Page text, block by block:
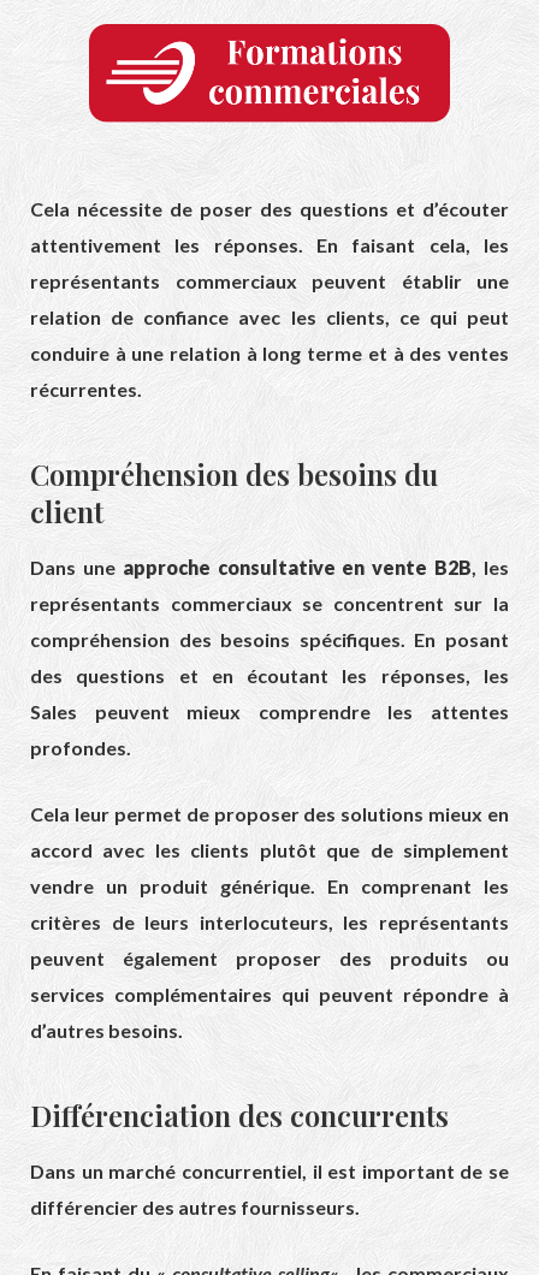
Cela nécessite de poser des questions et d’écouter
attentivement les réponses. En faisant cela, les
représentants commerciaux peuvent établir une
relation de confiance avec les clients, ce qui peut
conduire à une relation à long terme et à des ventes
récurrentes.
Compréhension des besoins du
client
Dans une approche consultative en vente B2B, les
représentants commerciaux se concentrent sur la
compréhension des besoins spécifiques. En posant
des questions et en écoutant les réponses, les
Sales peuvent mieux comprendre les attentes
profondes.
Cela leur permet de proposer des solutions mieux en
accord avec les clients plutôt que de simplement
vendre un produit générique. En comprenant les
critères de leurs interlocuteurs, les représentants
peuvent également proposer des produits ou
services complémentaires qui peuvent répondre à
d’autres besoins.
Différenciation des concurrents
Dans un marché concurrentiel, il est important de se
différencier des autres fournisseurs.